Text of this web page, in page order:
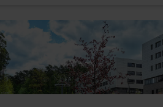
CAMPUS AKADEMIE
AKTUELLES
NOTFALL